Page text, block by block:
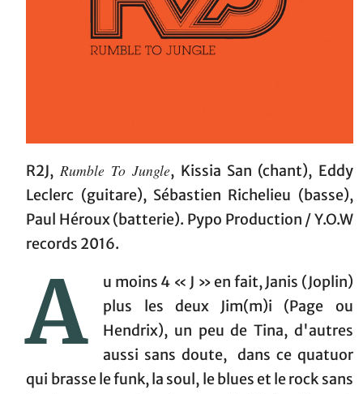
R2J, Rumble To Jungle, Kissia San (chant), Eddy
Leclerc (guitare), Sébastien Richelieu (basse),
Paul Héroux (batterie). Pypo Production / Y.O.W
records 2016.
A
u moins 4 « J » en fait, Janis (Joplin)
plus les deux Jim(m)i (Page ou
Hendrix), un peu de Tina, d'autres
aussi sans doute, dans ce quatuor
qui brasse le funk, la soul, le blues et le rock sans